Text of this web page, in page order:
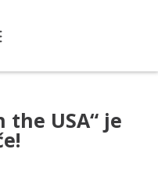
the USA“ je